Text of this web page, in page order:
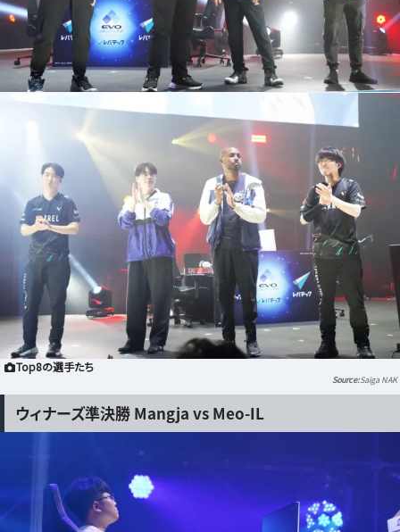
Top8の選手たち
Saiga NAK
ウィナーズ準決勝 Mangja vs Meo-IL